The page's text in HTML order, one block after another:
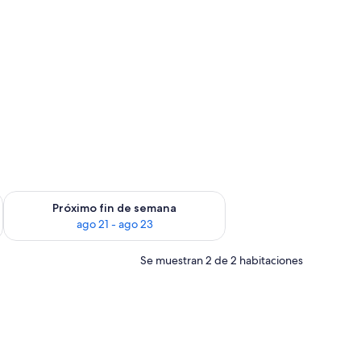
semana, ago 14 - ago 16
Próximo fin de semana
ago 21 - ago 23
Consulta la disponibilidad para el próximo fin de semana,
Se muestran 2 de 2 habitaciones
con teléfono.
y una silla.